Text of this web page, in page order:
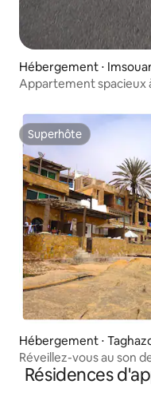
Hébergement ⋅
Appartement spacieux
Superhôte
Superhôte
Hébergement ⋅
Réveillez-vous au son
Point d'ancrage
Résidences